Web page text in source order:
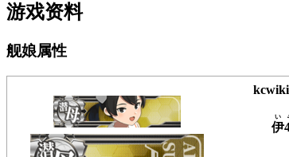
游戏资料
舰娘属性
伊
い